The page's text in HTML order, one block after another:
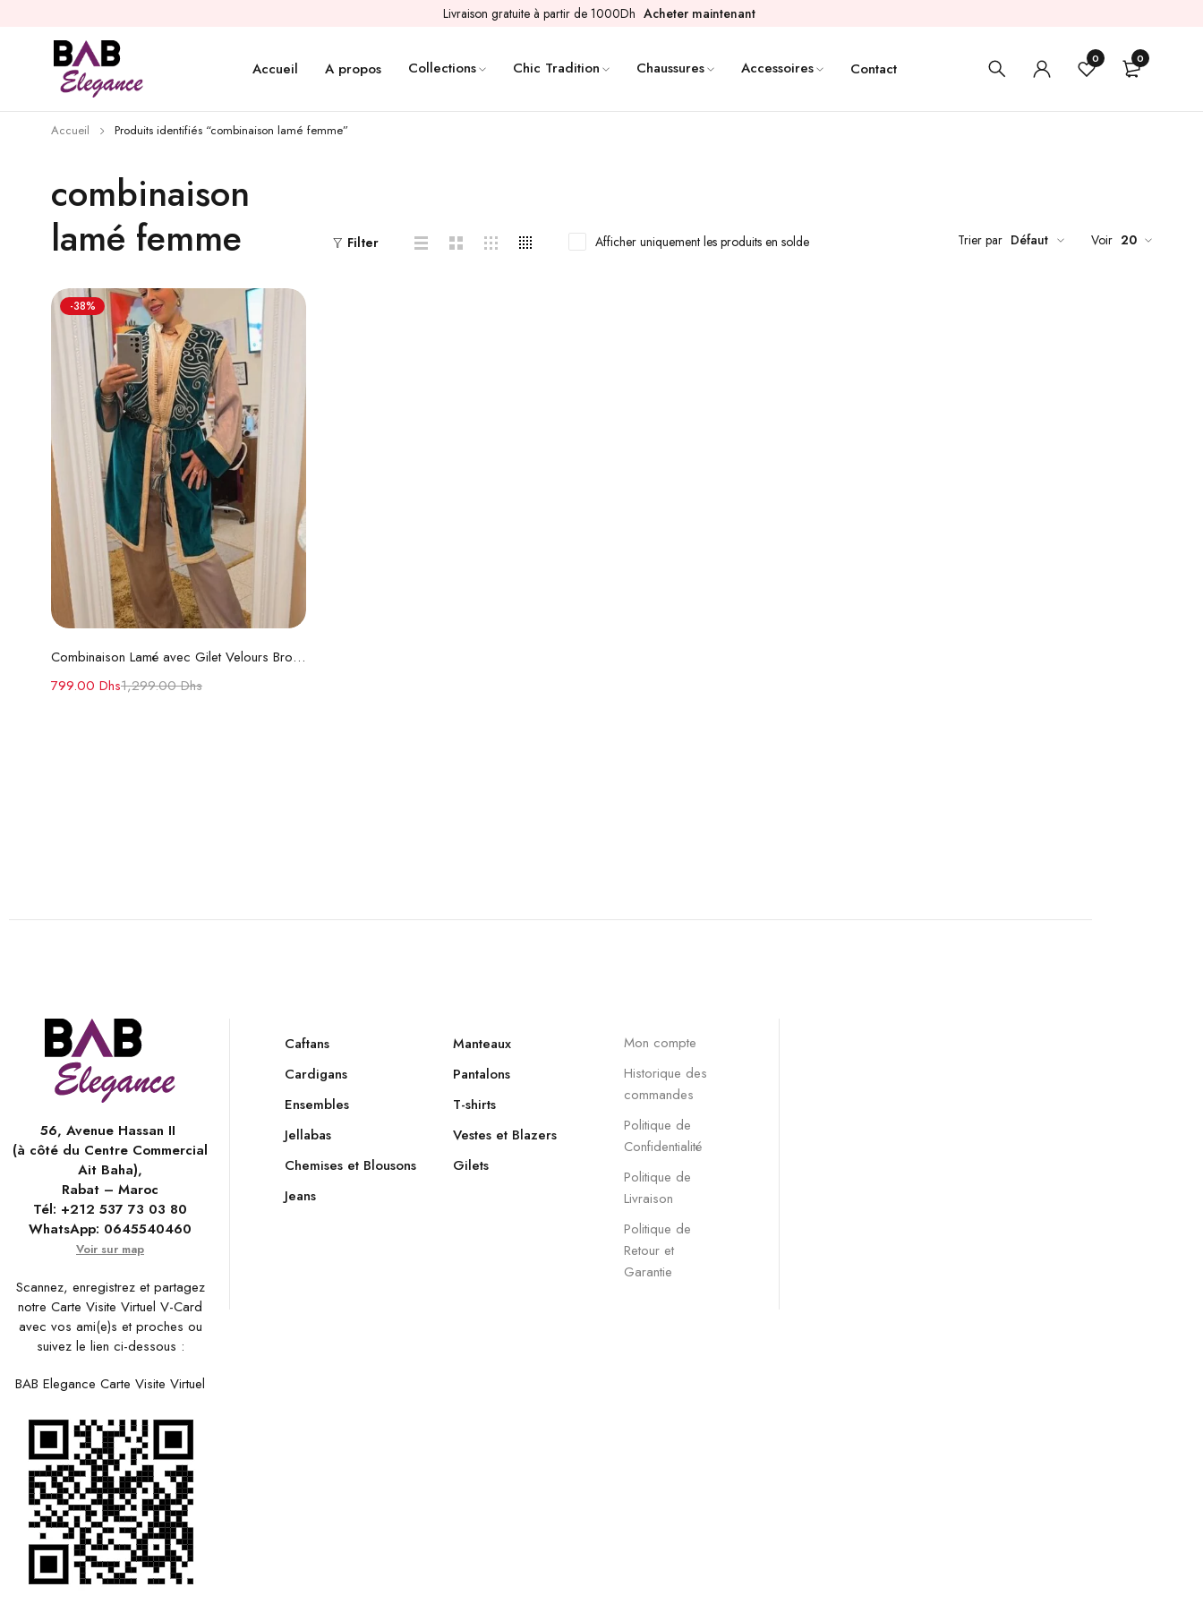
Livraison gratuite à partir de 1000Dh Acheter maintenant
Accueil A propos Collections Chic Tradition Chaussures Accessoires Contact
0 0
combinaison
lamé femme
Accueil Produits identifiés “combinaison lamé femme”
Filter Trier par Défaut
Afficher uniquement les produits en solde Voir 20
-38%
Choix des options
Combinaison Lamé avec Gilet Velours Brodé
1,299.00Dhs
799.00 Dhs
56, Avenue Hassan II
(à côté du Centre Commercial
Ait Baha),
Rabat – Maroc
Tél: +212 537 73 03 80
WhatsApp: 0645540460
Voir sur map
Scannez, enregistrez et partagez
notre Carte Visite Virtuel V-Card
avec vos ami(e)s et proches ou
suivez le lien ci-dessous :
BAB Elegance Carte Visite Virtuel
Caftans
Cardigans
Ensembles
Jellabas
Chemises et Blousons
Jeans
Manteaux
Pantalons
T-shirts
Vestes et Blazers
Gilets
Mon compte
Historique des
commandes
Politique de
Confidentialité
Politique de
Livraison
Politique de
Retour et
Garantie